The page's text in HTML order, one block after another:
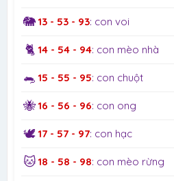
🐘13 - 53 - 93: con voi
🐈 14 - 54 - 94: con mèo nhà
🐀 15 - 55 - 95: con chuột
🐝16 - 56 - 96: con ong
🕊️17 - 57 - 97: con hạc
🐱18 - 58 - 98: con mèo rừng